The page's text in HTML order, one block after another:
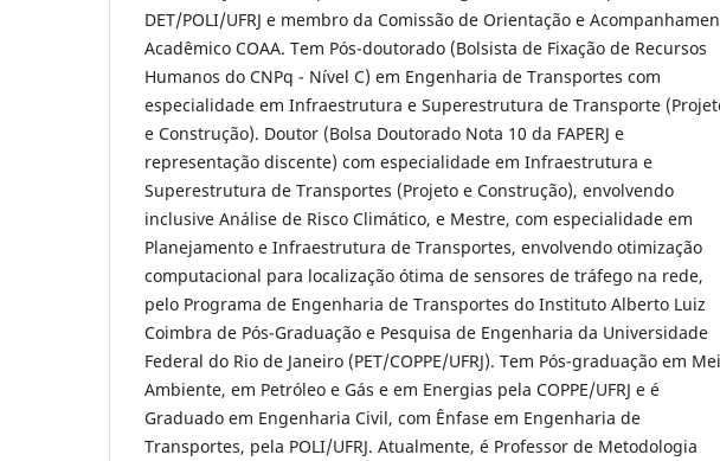
DET/POLI/UFRJ e membro da Comissão de Orientação e
Acadêmico COAA. Tem Pós-doutorado (Bolsista de Fixação de Recursos
Humanos do CNPq - Nível C) em Engenharia de Transportes com
especialidade em Infraestrutura e Superestrutura de Transporte
e Construção). Doutor (Bolsa Doutorado Nota 10 da FAPERJ e
representação discente) com especialidade em Infraestrutura e
Superestrutura de Transportes (Projeto e Construção), envolvendo
inclusive Análise de Risco Climático, e Mestre, com especialidade em
Planejamento e Infraestrutura de Transportes, envolvendo otimização
computacional para localização ótima de sensores de tráfego na rede,
pelo Programa de Engenharia de Transportes do Instituto Alberto Luiz
Coimbra de Pós-Graduação e Pesquisa de Engenharia da Universidade
Federal do Rio de Janeiro (PET/COPPE/UFRJ). Tem Pós-graduação em
Ambiente, em Petróleo e Gás e em Energias pela COPPE/UFRJ e é
Graduado em Engenharia Civil, com Ênfase em Engenharia de
Transportes, pela POLI/UFRJ. Atualmente, é Professor de Metodologia